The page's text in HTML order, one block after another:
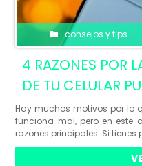
consejos y tips
4 RAZONES POR
DE TU CELULAR
Hay muchos motivos por lo
funciona mal, pero en este
razones principales. Si